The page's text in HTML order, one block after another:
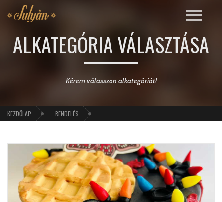
ALKATEGÓRIA VÁLASZTÁSA
Kérem válasszon alkategóriát!
KEZDŐLAP RENDELÉS